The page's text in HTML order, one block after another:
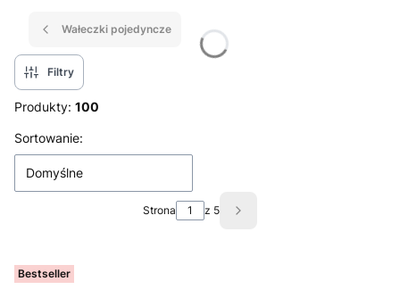
Wałeczki pojedyncze
Filtry
Produkty: 100
Lista produktów
Sortowanie:
Domyślne
Strona z 5 Następne produkty
Bestseller